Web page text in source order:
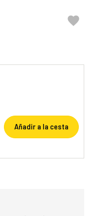

Añadir a la cesta